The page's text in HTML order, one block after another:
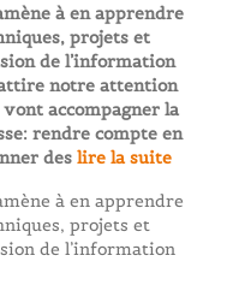
à en apprendre
projets et
de l’information
notre attention
accompagner la
rendre compte en
deslire la suite
à en apprendre
projets et
de l’information